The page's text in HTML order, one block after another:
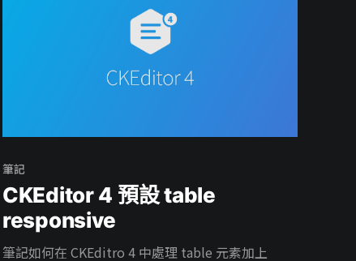
筆記
CKEditor 4 預設 table
responsive
筆記如何在 CKEditro 4 中處理 table 元素加上